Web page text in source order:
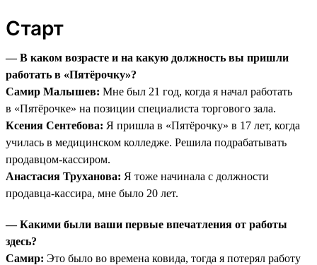
Старт
— В каком возрасте и на какую должность вы пришли
работать в «Пятёрочку»?
Самир Малышев: Мне был 21 год, когда я начал работать
в «Пятёрочке» на позиции специалиста торгового зала.
Ксения Сентебова: Я пришла в «Пятёрочку» в 17 лет, когда
училась в медицинском колледже. Решила подрабатывать
продавцом-кассиром.
Анастасия Труханова: Я тоже начинала с должности
продавца-кассира, мне было 20 лет.
— Какими были ваши первые впечатления от работы
здесь?
Самир: Это было во времена ковида, тогда я потерял работу